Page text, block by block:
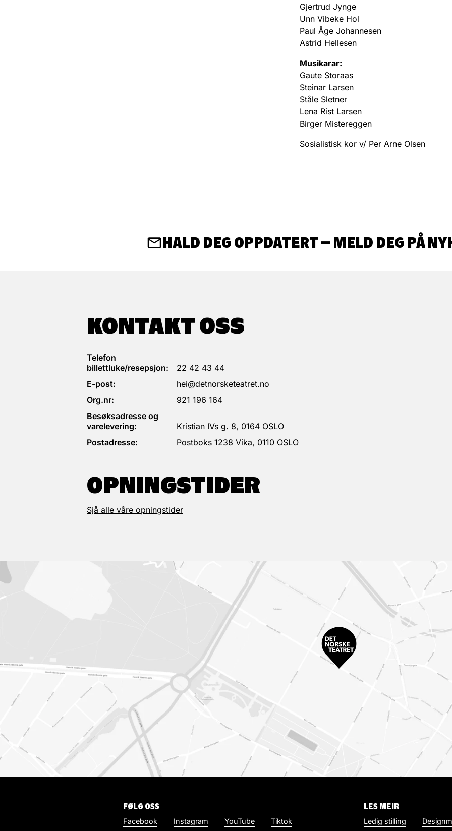
Gjertrud Jynge
Unn Vibeke Hol
Paul Åge Johannesen
Astrid Hellesen
Musikarar:
Gaute Storaas
Steinar Larsen
Ståle Sletner
Lena Rist Larsen
Birger Mistereggen
Sosialistisk kor v/ Per Arne Olsen
HALD DEG OPPDATERT – MELD DEG PÅ
KONTAKT OSS
Telefon
billettluke/resepsjon:
22 42 43 44
E-post:
hei@detnorsketeatret.no
Org.nr:
921 196 164
Besøksadresse og
varelevering:
Kristian IVs g. 8, 0164 OSLO
Postadresse:
Postboks 1238 Vika, 0110 OSLO
OPNINGSTIDER
Sjå alle våre opningstider
FØLG OSS
Facebook Instagram YouTube Tiktok
LES MEIR
Ledig stilling